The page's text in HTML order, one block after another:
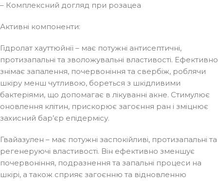
– Комплексний догляд при розацеа
Активні компоненти:
Гідролат хауттюйнії – має потужні антисептичні,
протизапальні та зволожувальні властивості. Ефективно
знімає запалення, почервоніння та свербіж, роблячи
шкіру менш чутливою, бореться з шкідливими
бактеріями, що допомагає в лікуванні акне. Стимулює
оновлення клітин, прискорює загоєння ран і зміцнює
захисний бар’єр епідермісу.
Гвайазулен – має потужні заспокійливі, протизапальні та
регенеруючі властивості. Він ефективно зменшує
почервоніння, подразнення та запальні процеси на
шкірі, а також сприяє загоєнню та відновленню